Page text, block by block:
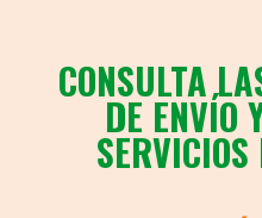
CONSULTA
DE ENVÍO